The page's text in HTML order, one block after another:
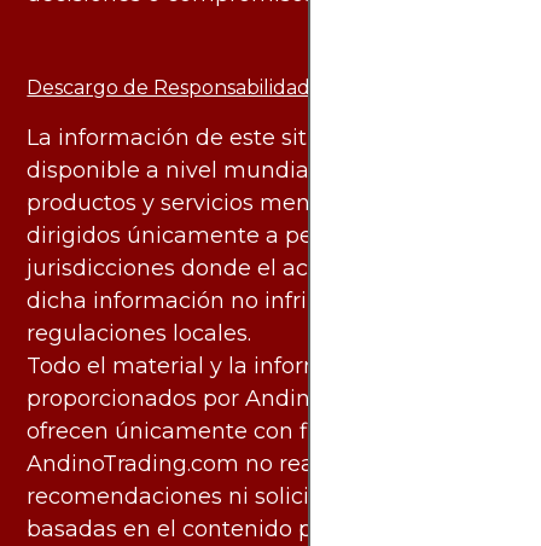
Descargo de Responsabilidad:
La información de este sitio web está
disponible a nivel mundial. Sin embargo, los
productos y servicios mencionados están
dirigidos únicamente a personas en
jurisdicciones donde el acceso y uso de
dicha información no infringe leyes o
regulaciones locales.
Todo el material y la información
proporcionados por AndinoTrading.com se
ofrecen únicamente con fines informativos.
AndinoTrading.com no realiza
recomendaciones ni solicita acciones
basadas en el contenido proporcionado, ni